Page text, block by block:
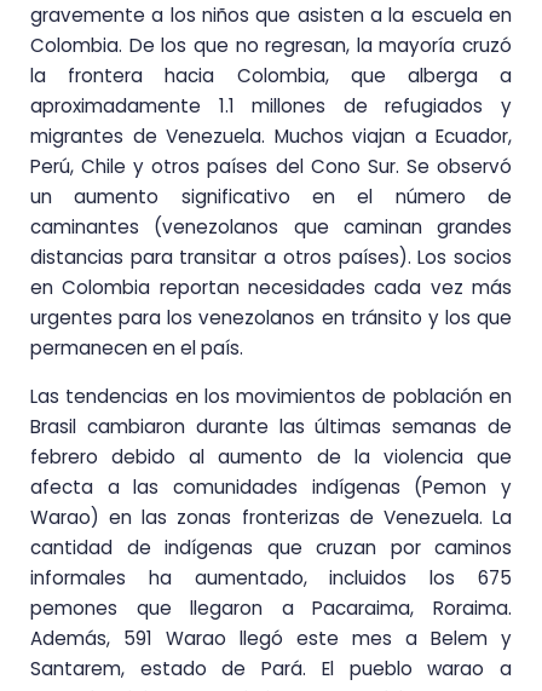
gravemente a los niños que asisten a la escuela en
Colombia. De los que no regresan, la mayoría cruzó
la frontera hacia Colombia, que alberga a
aproximadamente 1.1 millones de refugiados y
migrantes de Venezuela. Muchos viajan a Ecuador,
Perú, Chile y otros países del Cono Sur. Se observó
un aumento significativo en el número de
caminantes (venezolanos que caminan grandes
distancias para transitar a otros países). Los socios
en Colombia reportan necesidades cada vez más
urgentes para los venezolanos en tránsito y los que
permanecen en el país.
Las tendencias en los movimientos de población en
Brasil cambiaron durante las últimas semanas de
febrero debido al aumento de la violencia que
afecta a las comunidades indígenas (Pemon y
Warao) en las zonas fronterizas de Venezuela. La
cantidad de indígenas que cruzan por caminos
informales ha aumentado, incluidos los 675
pemones que llegaron a Pacaraima, Roraima.
Además, 591 Warao llegó este mes a Belem y
Santarem, estado de Pará. El pueblo warao a